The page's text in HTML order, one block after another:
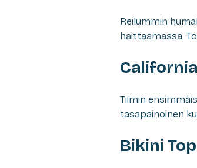
Reilummin
haittaamassa.
Tiimin
tasapainoinen
Bikini Top